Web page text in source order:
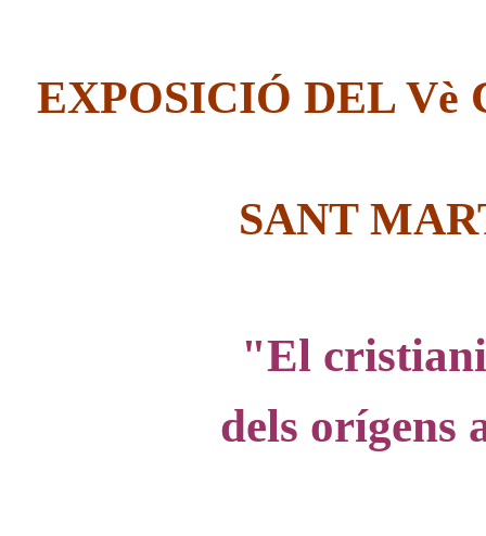
EXPOSICIÓ DEL Vè
SANT
"El
dels orígens